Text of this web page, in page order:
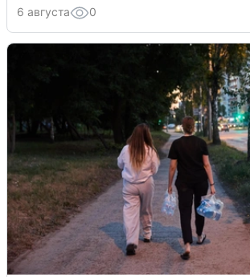
6 августа 0